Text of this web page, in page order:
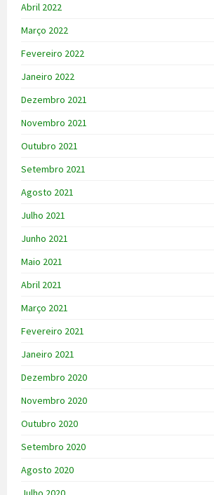
Abril 2022
Março 2022
Fevereiro 2022
Janeiro 2022
Dezembro 2021
Novembro 2021
Outubro 2021
Setembro 2021
Agosto 2021
Julho 2021
Junho 2021
Maio 2021
Abril 2021
Março 2021
Fevereiro 2021
Janeiro 2021
Dezembro 2020
Novembro 2020
Outubro 2020
Setembro 2020
Agosto 2020